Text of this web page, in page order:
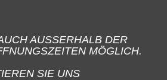
AUSSERHALB DER
MÖGLICH.
SIE UNS